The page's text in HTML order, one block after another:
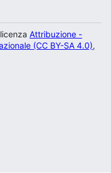
Attribuzione -
(CC BY-SA 4.0),